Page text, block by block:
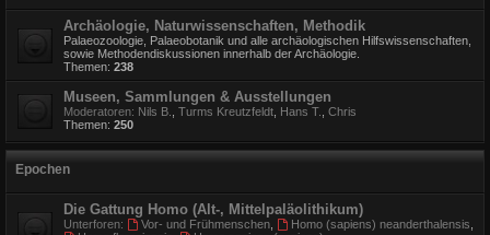
Archäologie, Naturwissenschaften, Methodik
Palaeozoologie, Palaeobotanik und alle archäologischen Hilfswissenschaften,
sowie Methodendiskussionen innerhalb der Archäologie.
Themen: 238
Museen, Sammlungen & Ausstellungen
Moderatoren: Nils B. Turms Kreutzfeldt Hans T.
Chris
Themen: 250
Epochen
Die Gattung Homo (Alt-, Mittelpaläolithikum)
Unterforen: Vor- und Frühmenschen, Homo (sapiens) neanderthalensis